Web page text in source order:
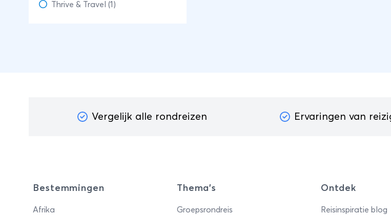
Thrive & Travel (1)
Vergelijk alle rondreizen Ervaringen van
Bestemmingen
Afrika
Thema's
Groepsrondreis
Ontdek
Reisinspiratie blog